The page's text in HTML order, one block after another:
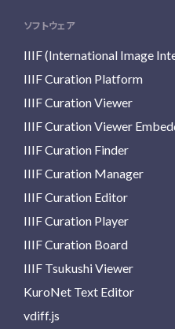
ソフトウェア
IIIF (International Image
IIIF Curation Platform
IIIF Curation Viewer
IIIF Curation Viewer
IIIF Curation Finder
IIIF Curation Manager
IIIF Curation Editor
IIIF Curation Player
IIIF Curation Board
IIIF Tsukushi Viewer
KuroNet Text Editor
vdiff.js